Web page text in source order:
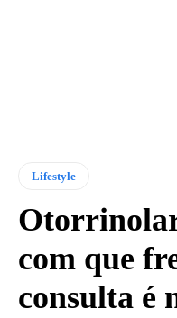
Lifestyle
com que
consulta é